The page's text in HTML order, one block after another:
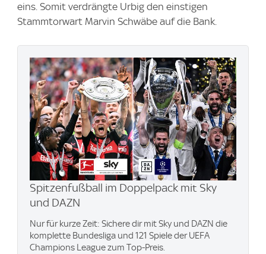
eins. Somit verdrängte Urbig den einstigen
Stammtorwart Marvin Schwäbe auf die Bank.
Spitzenfußball im Doppelpack mit Sky
und DAZN
Nur für kurze Zeit: Sichere dir mit Sky und DAZN die
komplette Bundesliga und 121 Spiele der UEFA
Champions League zum Top-Preis.